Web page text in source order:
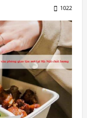
1022